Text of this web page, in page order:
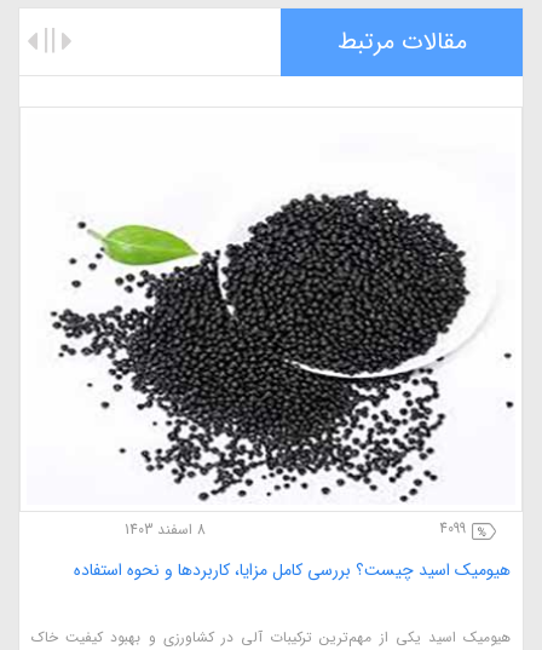
مقالات مرتبط
4099 8 اسفند 1403
هیومیک اسید چیست؟ بررسی کامل مزایا، کاربردها و نحوه استفاده
هیومیک اسید یکی از مهم‌ترین ترکیبات آلی در کشاورزی و بهبود کیفیت خاک